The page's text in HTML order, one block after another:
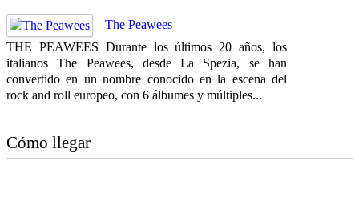
The Peawees
THE PEAWEES Durante los últimos 20 años, los
italianos The Peawees, desde La Spezia, se han
convertido en un nombre conocido en la escena del
rock and roll europeo, con 6 álbumes y múltiples...
Cómo llegar